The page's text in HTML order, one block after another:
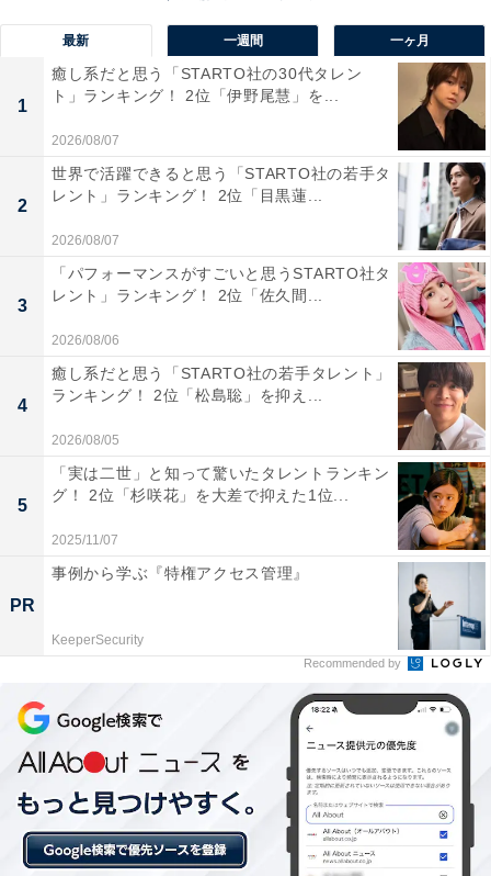
えています。アクセスの良さと花見文化の根強さもあ
り、桜の季節には都内各地で多くの人々が春の訪れを楽
しみます。特に目黒川の川沿いに咲く桜並木は、近年
SNS映えスポットとしても人気を集めています。
回答者からは「どの都道府県も綺麗だと思うけど東京に
は桜の名所がたくさんあるから」（30代女性／東京
都）、「町田市の恩田川沿いの桜が、近くで見られてき
れい。枝が下がるようにして咲いているので、見上げな
くてもよく見える」（40代女性／東京都）、「人が多い
のは難点ですが、昼間は自然な桜を夜はライトアップさ
れるといった違った雰囲気で楽しめるのは東京ならでは
だと思うので」（20代女性／埼玉県）といった声が集ま
1位：京都府／59票
最新 一週間 一ヶ月
1
癒し系だと思う「STARTO社の30代タレン
ト」ランキング！ 2位「伊野尾慧」を...
2026/08/07
2
世界で活躍できると思う「STARTO社の若手タ
レント」ランキング！ 2位「目黒蓮...
2026/08/07
3
「パフォーマンスがすごいと思うSTARTO社タ
レント」ランキング！ 2位「佐久間...
2026/08/06
4
癒し系だと思う「STARTO社の若手タレント」
ランキング！ 2位「松島聡」を抑え...
2026/08/05
5
「実は二世」と知って驚いたタレントランキン
グ！ 2位「杉咲花」を大差で抑えた1位...
2025/11/07
PR
事例から学ぶ『特権アクセス管理』
KeeperSecurity
Recommended by